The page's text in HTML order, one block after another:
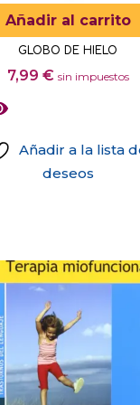
Añadir al carrito
GLOBO DE HIELO
7,99 € sin impuestos
Añadir a la lista
deseos